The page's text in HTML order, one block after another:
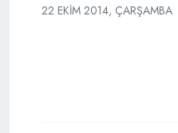
22 EKIM 2014, ÇARŞAMBA